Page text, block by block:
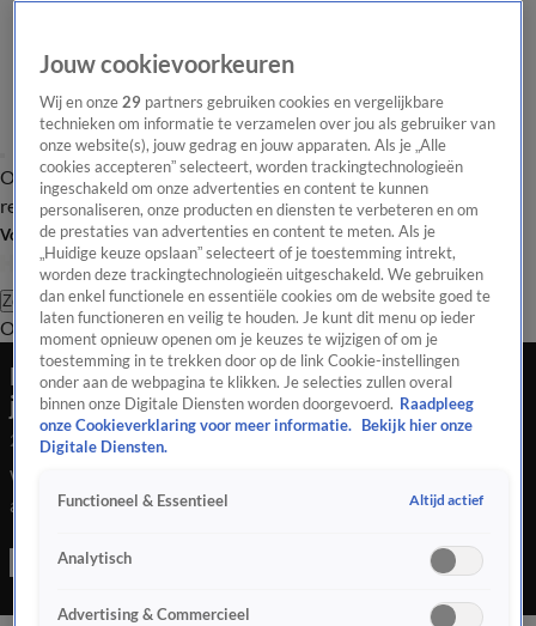
Overzicht Laatste nieuws Regionieuws Het beste van Hart
Tip de
redactie
Volg Hart van Nederland
Zoeken
OverzichtRegioUitzendingenWeerTip de redactiePanelVideo's
Deze 'stormchasers' zoeken het extreme weer
juist op: 'Je voelt die kracht over je heen gaan'
27 nov 2024, 19:48
Waar de meeste mensen binnen blijven als er een storm
aankomt en het KNMI code oranje afgeeft, gaan anderen er
verslaggever kwam deze adrenalinejunkies tegen woensdag,
Jouw cookievoorkeuren
Wij en onze29 partners gebruiken cookies en vergelijkbare
technieken om informatie te verzamelen over jou als gebruiker van
onze website(s), jouw gedrag en jouw apparaten. Als je „Alle
cookies accepteren” selecteert, worden trackingtechnologieën
ingeschakeld om onze advertenties en content te kunnen
personaliseren, onze producten en diensten te verbeteren en om
de prestaties van advertenties en content te meten. Als je
„Huidige keuze opslaan” selecteert of je toestemming intrekt,
worden deze trackingtechnologieën uitgeschakeld. We gebruiken
dan enkel functionele en essentiële cookies om de website goed te
laten functioneren en veilig te houden. Je kunt dit menu op ieder
moment opnieuw openen om je keuzes te wijzigen of om je
toestemming in te trekken door op de link Cookie-instellingen
onder aan de webpagina te klikken. Je selecties zullen overal
binnen onze Digitale Diensten worden doorgevoerd. Raadpleeg
onze Cookieverklaring voor meer informatie.
Bekijk hier onze
Digitale Diensten.
Functioneel & Essentieel Altijd actief
Analytisch
Advertising & Commercieel